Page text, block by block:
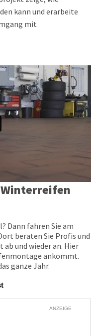
kann und erarbeite
mit
Dann fahren Sie am
beraten Sie Profis und
und wieder an. Hier
ankommt.
ganze Jahr.
ANZEIGE